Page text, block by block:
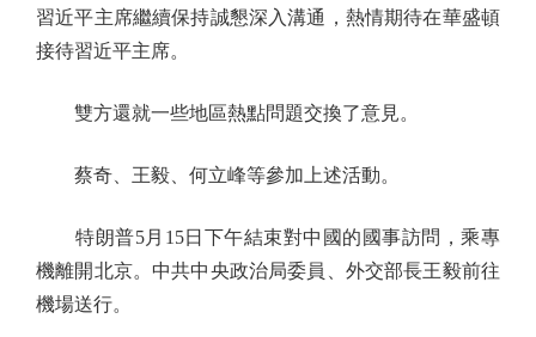
習近平主席繼續保持誠懇深入溝通，熱情期待在華盛頓
接待習近平主席。
雙方還就一些地區熱點問題交換了意見。
蔡奇、王毅、何立峰等參加上述活動。
特朗普5月15日下午結束對中國的國事訪問，乘專
機離開北京。中共中央政治局委員、外交部長王毅前往
機場送行。